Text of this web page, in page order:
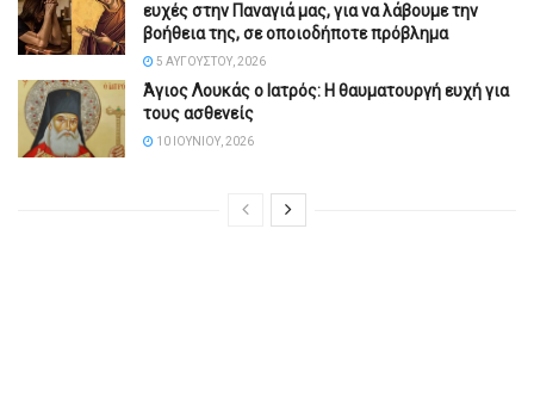
ευχές στην Παναγιά μας, για να λάβουμε την
βοήθεια της, σε οποιοδήποτε πρόβλημα
5 ΑΥΓΟΎΣΤΟΥ, 2026
Άγιος Λουκάς ο Ιατρός: Η θαυματουργή ευχή για
τους ασθενείς
10 ΙΟΥΝΊΟΥ, 2026